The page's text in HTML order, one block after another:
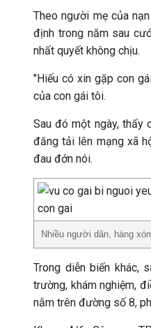
Theo người mẹ của
định trong năm sau
nhất quyết không chịu.
"Hiếu có xin gặp con
của con gái tôi.
Sau đó một ngày, thấy
đăng tải lên mạng xã
đau đớn nói.
Nhiều người dân, hàng
Trong diễn biến khác,
trường, khám nghiệm,
nằm trên đường số 8,